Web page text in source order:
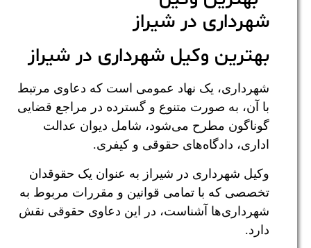
بهترین وکیل شهرداری در شیراز
شهرداری، یک نهاد عمومی است که دعاوی مرتبط
با آن، به صورت متنوع و گسترده در مراجع قضایی
گوناگون مطرح می‌شود، شامل دیوان عدالت
اداری، دادگاه‌های حقوقی و کیفری.
وکیل شهرداری در شیراز به عنوان یک حقوقدان
تخصصی که با تمامی قوانین و مقررات مربوط به
شهرداری‌ها آشناست، در این دعاوی حقوقی نقش
دارد.